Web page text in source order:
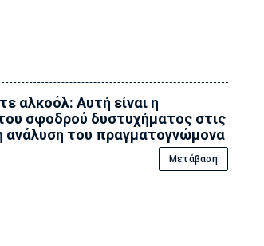
αλκοόλ: Αυτή είναι η
σφοδρού δυστυχήματος στις
ανάλυση του πραγματογνώμονα
Μετάβαση